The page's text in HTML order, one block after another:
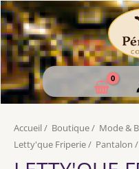
Accueil / Boutique/ Mode &
Letty'que Friperie/ Pantalon /